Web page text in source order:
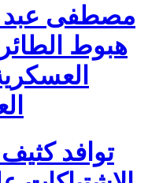
مصطفى عبد
هبوط
توافد كثيف